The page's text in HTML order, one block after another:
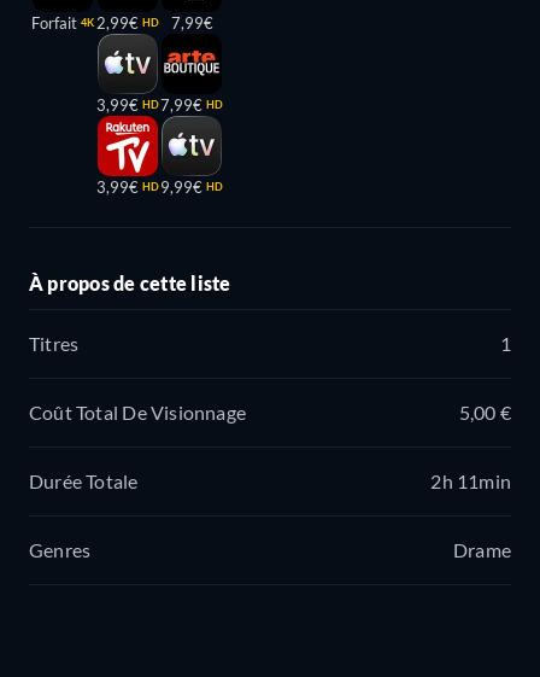
Forfait 4K 2,99€ HD
3,99€ HD
3,99€ HD
7,99€
7,99€ HD
9,99€ HD
À propos de cette liste
Titres 1
Coût Total De Visionnage 5,00 €
Durée Totale 2h 11min
Genres Drame